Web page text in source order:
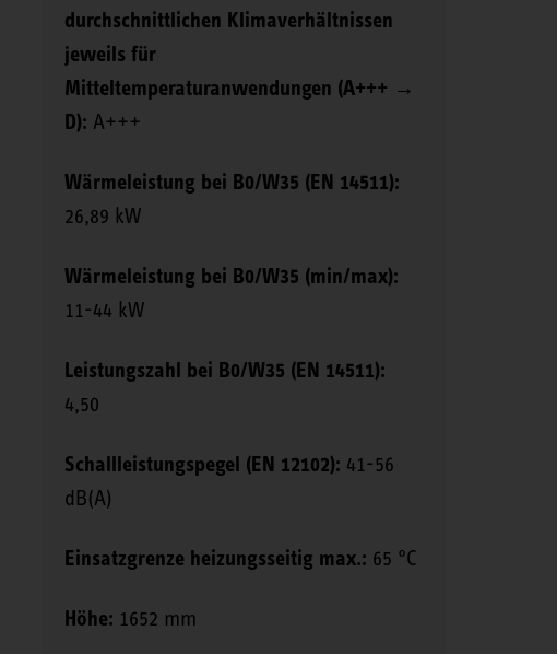
durchschnittlichen Klimaverhältnissen
jeweils für
Mitteltemperaturanwendungen (A+++ →
D): A+++
Wärmeleistung bei B0/W35 (EN 14511):
26,89 kW
Wärmeleistung bei B0/W35 (min/max):
11-44 kW
Leistungszahl bei B0/W35 (EN 14511):
4,50
Schallleistungspegel (EN 12102): 41-56
dB(A)
Einsatzgrenze heizungsseitig max.: 65 °C
Höhe: 1652 mm